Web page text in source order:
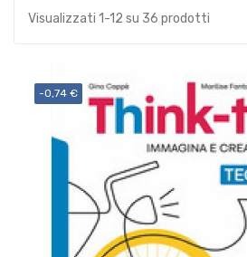
Visualizzati 1-12 su 36 prodotti
-0,74 €